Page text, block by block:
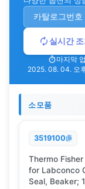
카탈로그번호
실시간
마지막
2025. 08. 04. 오
소모품
3519100
Thermo
for Labconco
Seal, Beaker;